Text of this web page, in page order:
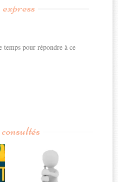
express
pour répondre à ce
consultés